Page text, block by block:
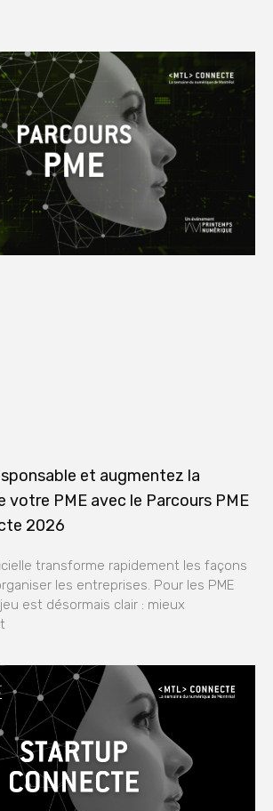
et augmentez la
PME avec le Parcours PME
2026
transforme rapidement les façons
les entreprises. Pour les PME
est désormais clair : mieux